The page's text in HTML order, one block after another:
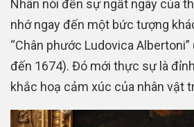
Nhân nói đến sự ngất ngây của
nhớ ngay đến một bức tượng
“Chân phước Ludovica
đến 1674). Đó mới thực sự là
khắc hoạ cảm xúc của nhân vật